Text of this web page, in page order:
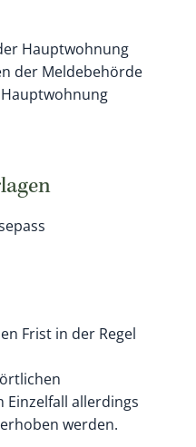
Hauptwohnung
der Meldebehörde
Frist in der Regel
Einzelfall allerdings
werden.